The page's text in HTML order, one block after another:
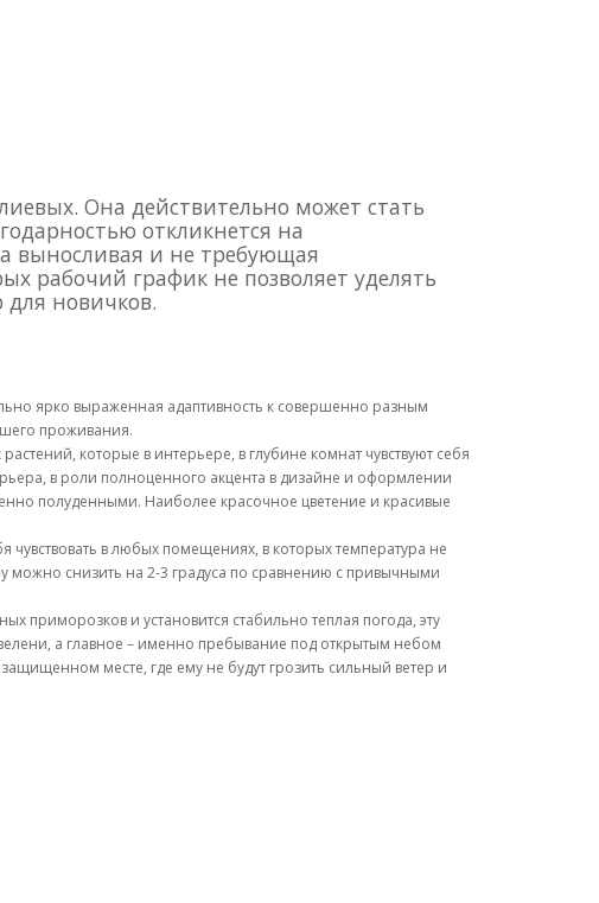
Она действительно может стать
откликнется на
выносливая и не требующая
рабочий график не позволяет уделять
новичков.
ярко выраженная адаптивность к совершенно разным
проживания.
которые в интерьере, в глубине комнат чувствуют себя
в роли полноценного акцента в дизайне и оформлении
полуденными. Наиболее красочное цветение и красивые
чувствовать в любых помещениях, в которых температура не
можно снизить на 2-3 градуса по сравнению с привычными
приморозков и установится стабильно теплая погода, эту
а главное – именно пребывание под открытым небом
месте, где ему не будут грозить сильный ветер и